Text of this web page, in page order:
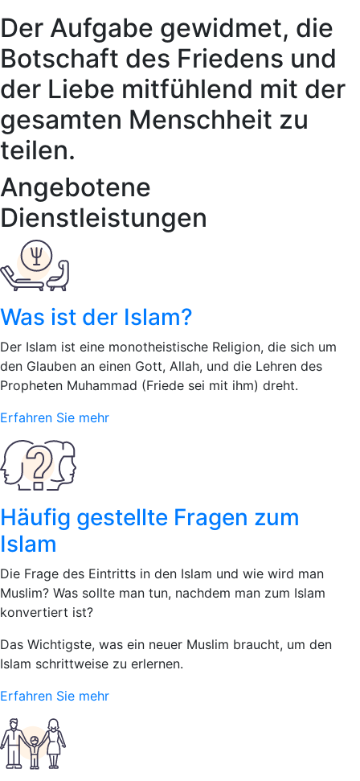
Der Aufgabe gewidmet, die
Botschaft des Friedens und
der Liebe mitfühlend mit der
gesamten Menschheit zu
teilen.
Angebotene
Dienstleistungen
Was ist der Islam?
Der Islam ist eine monotheistische Religion, die sich um
den Glauben an einen Gott, Allah, und die Lehren des
Propheten Muhammad (Friede sei mit ihm) dreht.
Erfahren Sie mehr
Häufig gestellte Fragen zum
Islam
Die Frage des Eintritts in den Islam und wie wird man
Muslim? Was sollte man tun, nachdem man zum Islam
konvertiert ist?
Das Wichtigste, was ein neuer Muslim braucht, um den
Islam schrittweise zu erlernen.
Erfahren Sie mehr